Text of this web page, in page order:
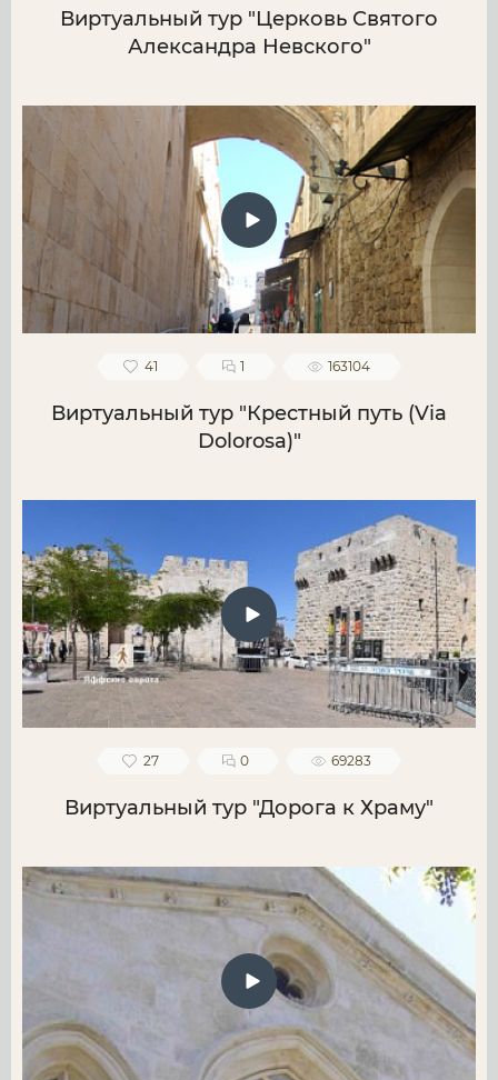
Виртуальный тур "Церковь Святого
Александра Невского"
41 1 163104
Виртуальный тур "Крестный путь (Via
Dolorosa)"
27 0 69283
Виртуальный тур "Дорога к Храму"